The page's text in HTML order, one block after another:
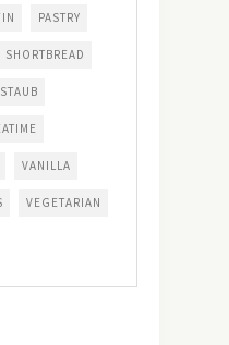
PASTRY
SHORTBREAD
STAUB
VANILLA
VEGETARIAN